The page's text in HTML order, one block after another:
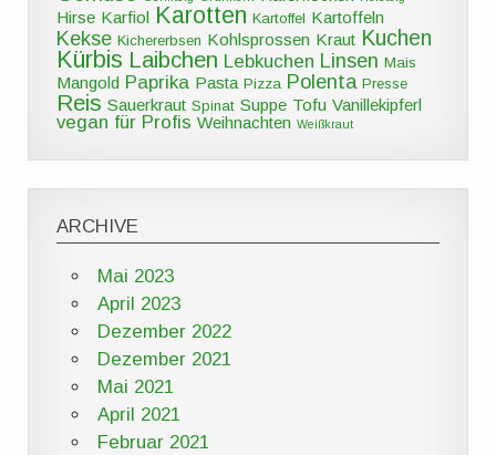
Hirse Karfiol Karotten Kartoffel Kartoffeln
Kekse Kichererbsen Kohlsprossen Kraut Kuchen
Kürbis Laibchen Lebkuchen Linsen Mais
Mangold Paprika Pasta Pizza Polenta Presse
Reis Sauerkraut Spinat Suppe Tofu Vanillekipferl
vegan für Profis Weihnachten Weißkraut
ARCHIVE
Mai 2023
April 2023
Dezember 2022
Dezember 2021
Mai 2021
April 2021
Februar 2021